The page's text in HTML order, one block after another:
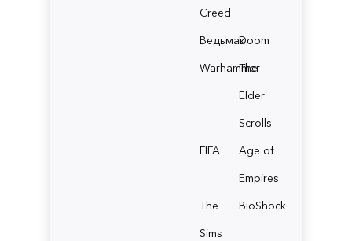
Creed
ВедьмакDoom
Warhammer
The
Elder
Scrolls
FIFA
Age of
Empires
The
Sims
BioShock